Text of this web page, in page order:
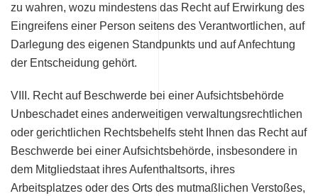
zu wahren, wozu mindestens das Recht auf Erwirkung des
Eingreifens einer Person seitens des Verantwortlichen, auf
Darlegung des eigenen Standpunkts und auf Anfechtung
der Entscheidung gehört.
VIII. Recht auf Beschwerde bei einer Aufsichtsbehörde
Unbeschadet eines anderweitigen verwaltungsrechtlichen
oder gerichtlichen Rechtsbehelfs steht Ihnen das Recht auf
Beschwerde bei einer Aufsichtsbehörde, insbesondere in
dem Mitgliedstaat ihres Aufenthaltsorts, ihres
Arbeitsplatzes oder des Orts des mutmaßlichen Verstoßes,